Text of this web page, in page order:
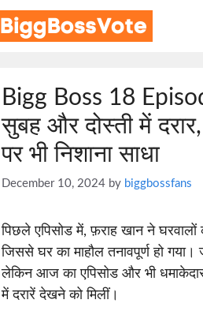
Bigg Boss 18
सुबह और दोस्ती में
पर भी निशाना साधा
December 10, 2024 by biggbossfans
पिछले एपिसोड में, फ़राह खान ने
जिससे घर का माहौल तनावपूर्ण हो
लेकिन आज का एपिसोड और भी धमाकेदार
में दरारें देखने को मिलीं।